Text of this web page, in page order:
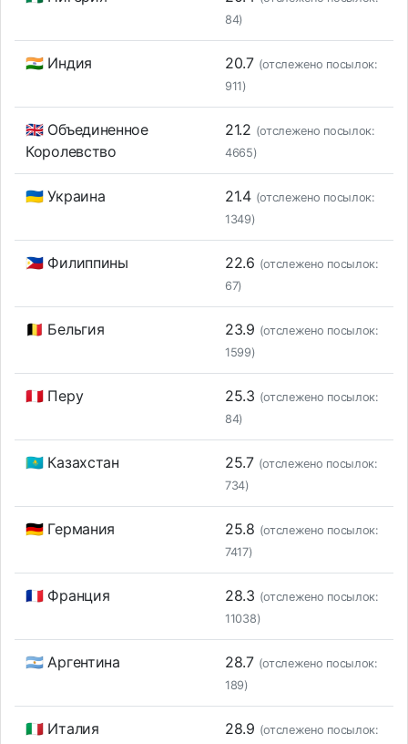
84)
🇮🇳 Индия 20.7 (отслежено посылок:
911)
🇬🇧 Объединенное
Королевство
21.2 (отслежено посылок:
4665)
🇺🇦 Украина 21.4 (отслежено посылок:
1349)
🇵🇭 Филиппины 22.6 (отслежено посылок:
67)
🇧🇪 Бельгия 23.9 (отслежено посылок:
1599)
🇵🇪 Перу 25.3 (отслежено посылок:
84)
🇰🇿 Казахстан 25.7 (отслежено посылок:
734)
🇩🇪 Германия 25.8 (отслежено посылок:
7417)
🇫🇷 Франция 28.3 (отслежено посылок:
11038)
🇦🇷 Аргентина 28.7 (отслежено посылок:
189)
🇮🇹 Италия 28.9 (отслежено посылок: